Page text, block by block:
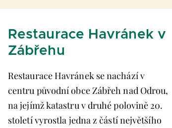
Restaurace Havránek v
Zábřehu
Restaurace Havránek se nachází v
centru původní obce Zábřeh nad Odrou,
na jejímž katastru v druhé polovině 20.
století vyrostla jedna z částí největšího